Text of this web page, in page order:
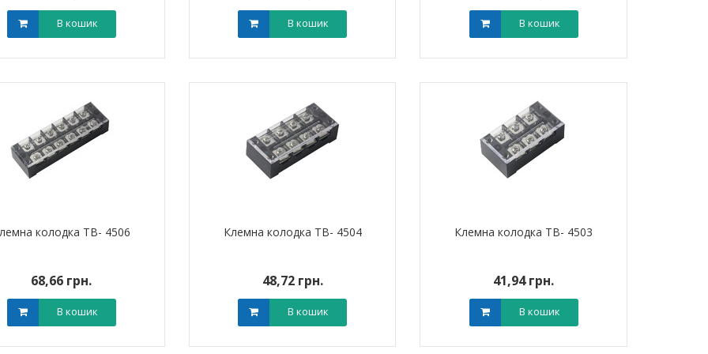
NIK 2300
обл)
грн.
грн.
В кошик
Лічильник NIK 2300
В кошик В кошик В кошик
колодка TB- 4506
68,66 грн.
В кошик
Клемна колодка TB- 4504
48,72 грн.
В кошик
Клемна колодка TB- 4503
41,94 грн.
В кошик